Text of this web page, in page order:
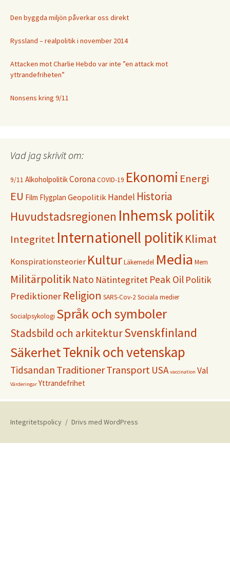
Den byggda miljön påverkar oss direkt
Ryssland – realpolitik i november 2014
Attacken mot Charlie Hebdo var inte ”en attack mot
yttrandefriheten”
Nonsens kring 9/11
Vad jag skrivit om:
9/11 AlkoholpolitikCoronaCOVID-19 Ekonomi Energi
EU Film Flygplan Geopolitik Handel Historia
Huvudstadsregionen Inhemsk politik
Integritet Internationell politikKlimat
Konspirationsteorier KulturLäkemedel Media Mem
Militärpolitik Nato Nätintegritet Peak Oil Politik
Prediktioner Religion SARS-Cov-2 Sociala medier
Socialpsykologi Språk och symboler
Stadsbild och arkitekturSvenskfinland
SäkerhetTeknik och vetenskap
Tidsandan TraditionerTransport USA vaccination Val
Värderingar Yttrandefrihet
Integritetspolicy Drivs med WordPress